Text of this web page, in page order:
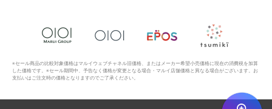
※セール商品の比較対象価格はマルイウェブチャネル旧価格、またはメーカー希望小売価格に現在の消費税を加算
した価格です。※セール期間中、予告なく価格が変更となる場合・マルイ店舗価格と異なる場合がございます。お
支払いはご注文時の価格となりますのでご了承ください。